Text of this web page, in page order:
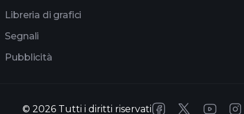
Libreria di grafici
Segnali
Pubblicità
© 2026 Tutti i diritti riservati